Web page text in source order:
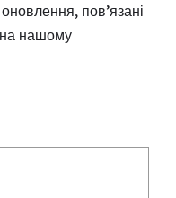
пов’язані
на нашому